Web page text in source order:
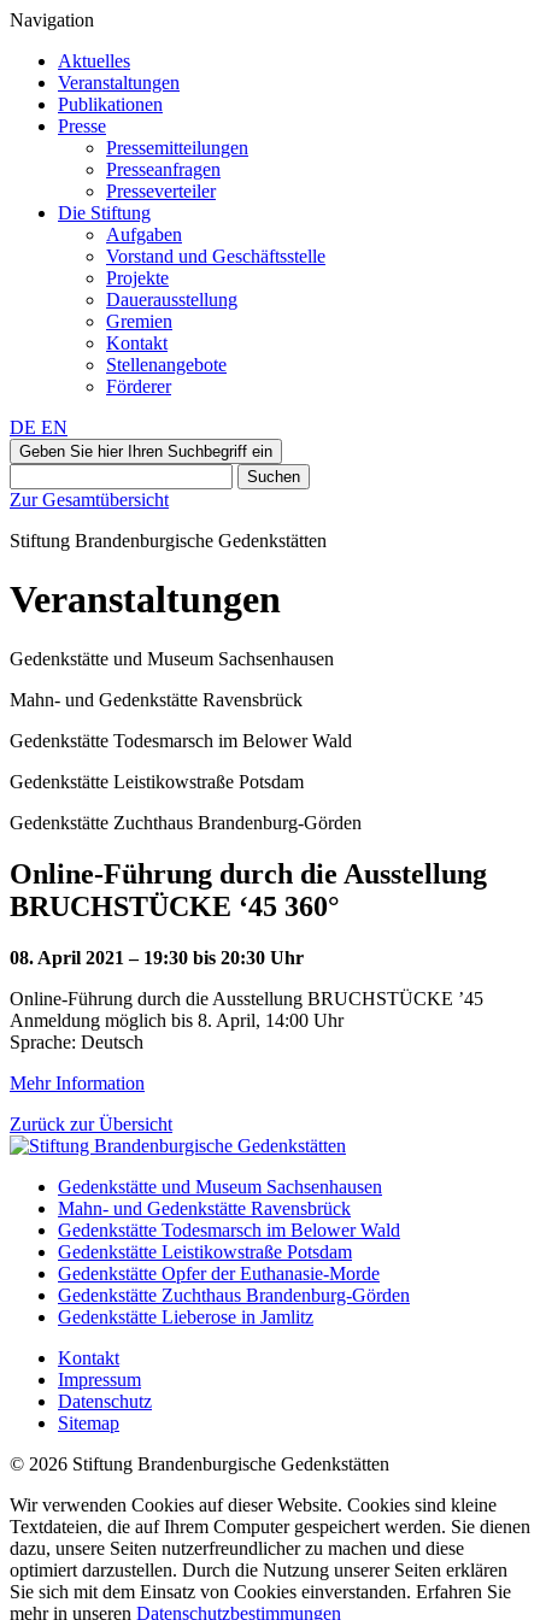
Navigation
Aktuelles
Veranstaltungen
Publikationen
Presse
Pressemitteilungen
Presseanfragen
Presseverteiler
Die Stiftung
Aufgaben
Vorstand und Geschäftsstelle
Projekte
Dauerausstellung
Gremien
Kontakt
Stellenangebote
Förderer
DE EN
Geben Sie hier Ihren Suchbegriff ein
Suchen
Zur Gesamtübersicht
Stiftung Brandenburgische Gedenkstätten
Veranstaltungen
Gedenkstätte und Museum Sachsenhausen
Mahn- und Gedenkstätte Ravensbrück
Gedenkstätte Todesmarsch im Belower Wald
Gedenkstätte Leistikowstraße Potsdam
Gedenkstätte Zuchthaus Brandenburg-Görden
Online-Führung durch die Ausstellung
BRUCHSTÜCKE ‘45 360°
08. April 2021 – 19:30 bis 20:30 Uhr
Online-Führung durch die Ausstellung BRUCHSTÜCKE ’45
Anmeldung möglich bis 8. April, 14:00 Uhr
Sprache: Deutsch
Mehr Information
Zurück zur Übersicht
Gedenkstätte und Museum Sachsenhausen
Mahn- und Gedenkstätte Ravensbrück
Gedenkstätte Todesmarsch im Belower Wald
Gedenkstätte Leistikowstraße Potsdam
Gedenkstätte Opfer der Euthanasie-Morde
Gedenkstätte Zuchthaus Brandenburg-Görden
Gedenkstätte Lieberose in Jamlitz
Kontakt
Impressum
Datenschutz
Sitemap
© 2026 Stiftung Brandenburgische Gedenkstätten
Wir verwenden Cookies auf dieser Website. Cookies sind kleine
Textdateien, die auf Ihrem Computer gespeichert werden. Sie dienen
dazu, unsere Seiten nutzerfreundlicher zu machen und diese
optimiert darzustellen. Durch die Nutzung unserer Seiten erklären
Sie sich mit dem Einsatz von Cookies einverstanden. Erfahren Sie
mehr in unseren Datenschutzbestimmungen